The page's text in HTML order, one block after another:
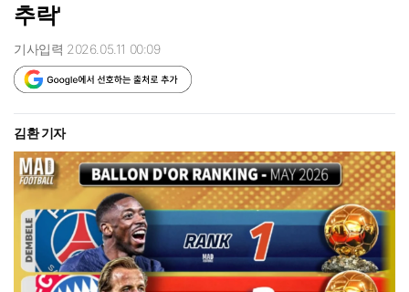
추락'
기사입력 2026.05.11 00:09
김환 기자